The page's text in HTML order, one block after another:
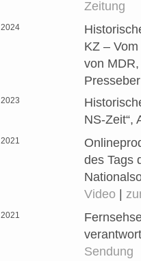
Zeitung
2024
KZ –
von
2023
NS-Zeit“,
2021
des Tags
Video
2021
Sendung